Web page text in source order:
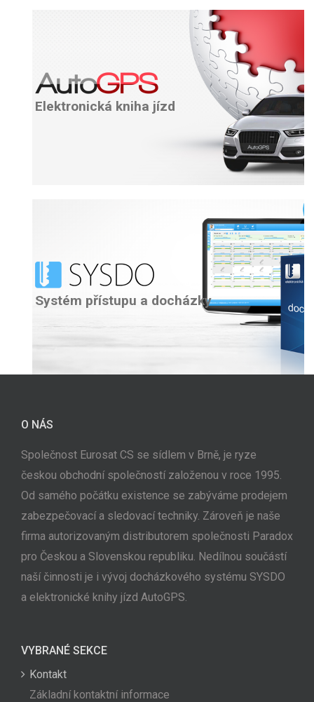
Elektronická kniha jízd
Systém přístupu a docházky
O NÁS
Společnost Eurosat CS se sídlem v Brně, je ryze
českou obchodní společností založenou v roce 1995.
Od samého počátku existence se zabýváme prodejem
zabezpečovací a sledovací techniky. Zároveň je naše
firma autorizovaným distributorem společnosti Paradox
pro Českou a Slovenskou republiku. Nedílnou součástí
naší činnosti je i vývoj docházkového systému SYSDO
a elektronické knihy jízd AutoGPS.
VYBRANÉ SEKCE
Kontakt
Základní kontaktní informace